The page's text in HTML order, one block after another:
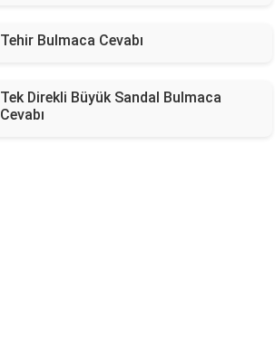
Tehir Bulmaca Cevabı
Tek Direkli Büyük Sandal Bulmaca
Cevabı